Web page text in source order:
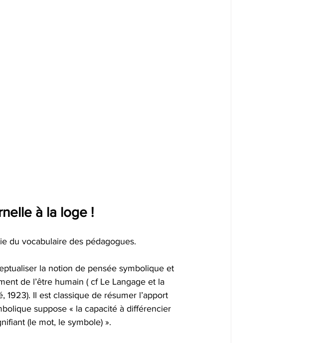
à la loge !
du vocabulaire des pédagogues.
la notion de pensée symbolique et
de l’être humain ( cf Le Langage et la
Il est classique de résumer l’apport
suppose « la capacité à différencier
(le mot, le symbole) ».